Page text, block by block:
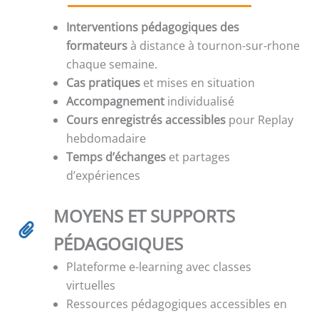
Interventions pédagogiques des
formateursà distance à tournon-sur-rhone
chaque semaine.
Cas pratiques et mises en situation
Accompagnement individualisé
Cours enregistrés accessibles pour Replay
hebdomadaire
Temps d’échanges et partages
d’expériences
MOYENS ET SUPPORTS
PÉDAGOGIQUES
Plateforme e-learning avec classes
virtuelles
Ressources pédagogiques accessibles en